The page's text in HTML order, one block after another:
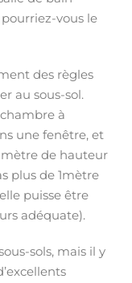
vous le
des règles
au sous-sol.
à
une fenêtre, et
de hauteur
plus de 1mètre
puisse être
adéquate).
sols, mais il y